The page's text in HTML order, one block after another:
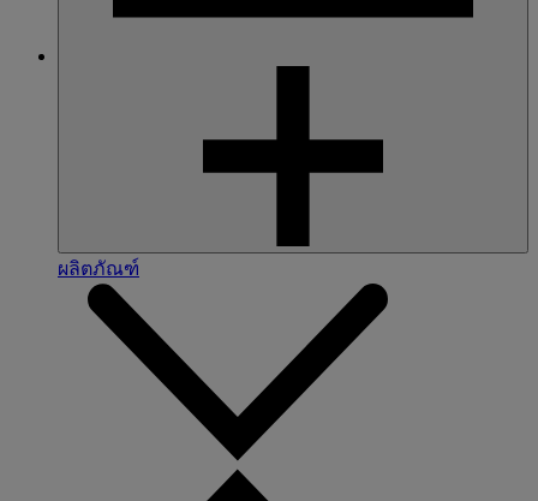
ผลิตภัณฑ์